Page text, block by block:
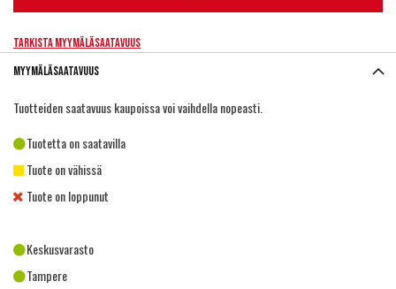
Tarkista myymäläsaatavuus
Myymäläsaatavuus
Tuotteiden saatavuus kaupoissa voi vaihdella nopeasti.
Tuotetta on saatavilla
Tuote on vähissä
Tuote on loppunut
Keskusvarasto
Tampere